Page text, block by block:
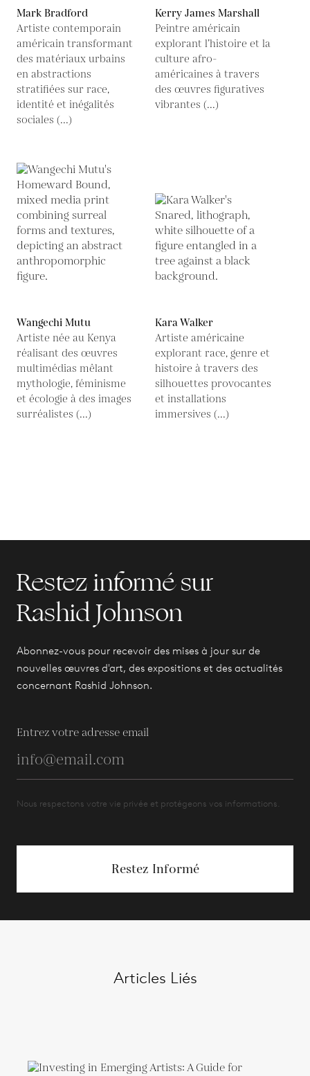
Mark Bradford
Artiste contemporain
américain transformant
des matériaux urbains
en abstractions
stratifiées sur race,
identité et inégalités
sociales (...)
Kerry James Marshall
Peintre américain
explorant l’histoire et la
culture afro-
américaines à travers
des œuvres figuratives
vibrantes (...)
Wangechi Mutu
Artiste née au Kenya
réalisant des œuvres
multimédias mêlant
mythologie, féminisme
et écologie à des images
surréalistes (...)
Kara Walker
Artiste américaine
explorant race, genre et
histoire à travers des
silhouettes provocantes
et installations
immersives (...)
Restez informé sur
Rashid Johnson
Abonnez-vous pour recevoir des mises à jour sur de
nouvelles œuvres d'art, des expositions et des actualités
concernant Rashid Johnson.
Entrez votre adresse email
Nous respectons votre vie privée et protégeons vos informations.
Restez Informé
Articles Liés